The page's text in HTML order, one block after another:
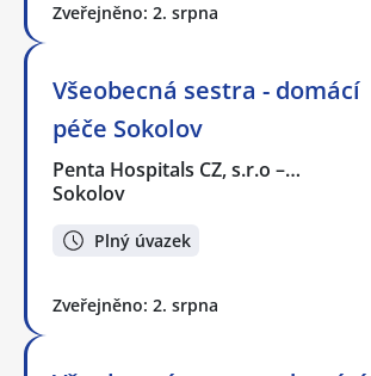
Zveřejněno: 2. srpna
Všeobecná sestra - domácí
péče Sokolov
Penta Hospitals CZ, s.r.o –…
Sokolov
Plný úvazek
Zveřejněno: 2. srpna